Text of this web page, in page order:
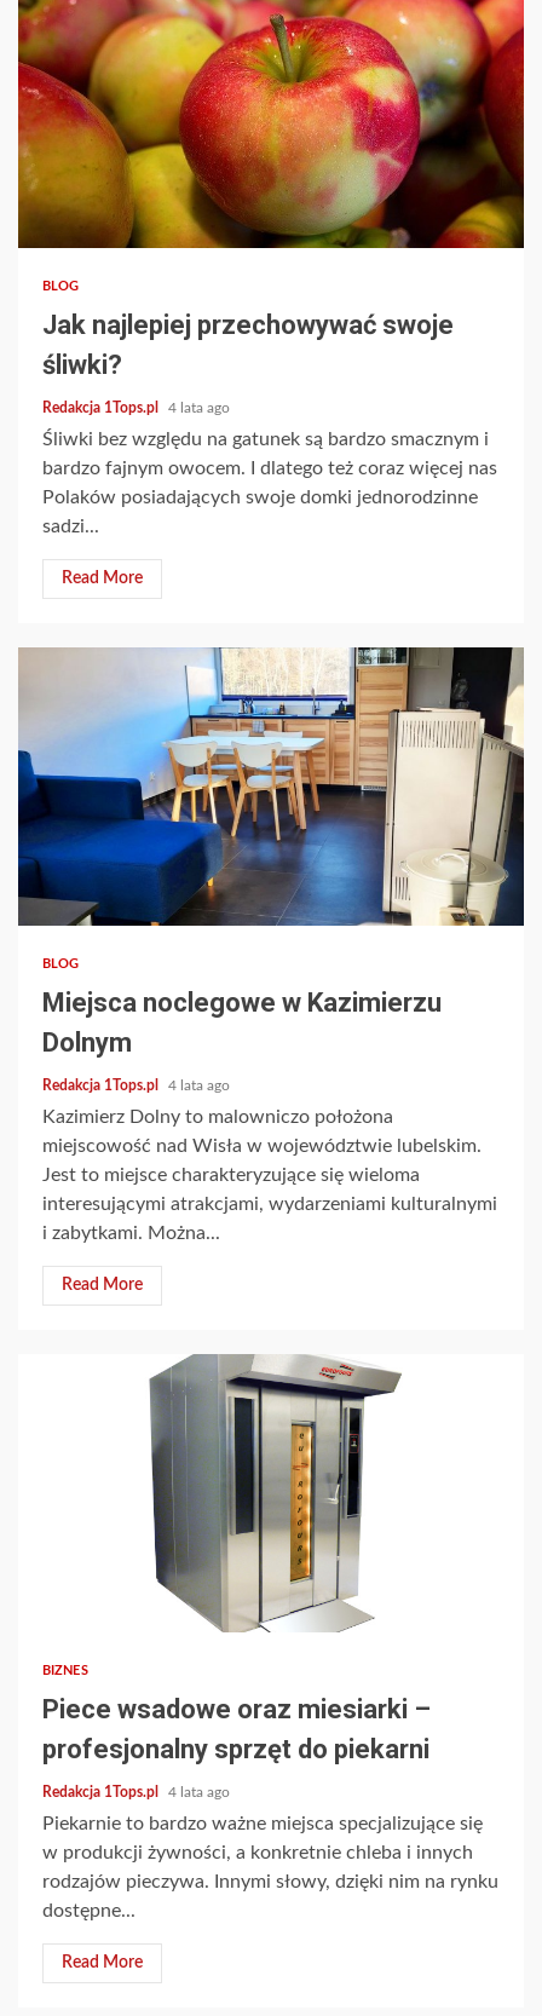
2 min read
BLOG
Jak najlepiej przechowywać swoje
śliwki?
Redakcja 1Tops.pl 4 lata ago
Śliwki bez względu na gatunek są bardzo smacznym i
bardzo fajnym owocem. I dlatego też coraz więcej nas
Polaków posiadających swoje domki jednorodzinne
sadzi...
Read More
BLOG
Miejsca noclegowe w Kazimierzu
Dolnym
Redakcja 1Tops.pl 4 lata ago
Kazimierz Dolny to malowniczo położona
miejscowość nad Wisła w województwie lubelskim.
Jest to miejsce charakteryzujące się wieloma
interesującymi atrakcjami, wydarzeniami kulturalnymi
i zabytkami. Można...
Read More
BIZNES
Piece wsadowe oraz miesiarki –
profesjonalny sprzęt do piekarni
Redakcja 1Tops.pl 4 lata ago
Piekarnie to bardzo ważne miejsca specjalizujące się
w produkcji żywności, a konkretnie chleba i innych
rodzajów pieczywa. Innymi słowy, dzięki nim na rynku
dostępne...
Read More